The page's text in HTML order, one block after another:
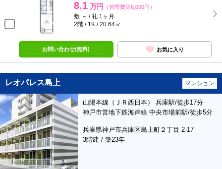
8.1 万円 （管理費等6,000円）
敷 － / 礼 1ヶ月
2階 / 1K / 20.64㎡
お問い合わせ(無料) お気に入り
レオパレス島上 マンション
山陽本線（ＪＲ西日本） 兵庫駅/徒歩17分
神戸市営地下鉄海岸線 中央市場前駅/徒歩5分
兵庫県神戸市兵庫区島上町２丁目 2-17
3階建 / 築23年